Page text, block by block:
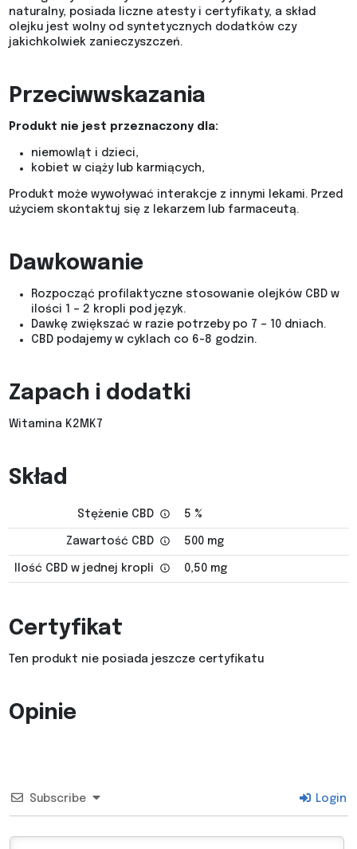
naturalny, posiada liczne atesty i certyfikaty, a skład
olejku jest wolny od syntetycznych dodatków czy
jakichkolwiek zanieczyszczeń.
Przeciwwskazania
Produkt nie jest przeznaczony dla:
niemowląt i dzieci,
kobiet w ciąży lub karmiących,
Produkt może wywoływać interakcje z innymi lekami. Przed
użyciem skontaktuj się z lekarzem lub farmaceutą.
Dawkowanie
Rozpocząć profilaktyczne stosowanie olejków CBD w
ilości 1 – 2 kropli pod język.
Dawkę zwiększać w razie potrzeby po 7 – 10 dniach.
CBD podajemy w cyklach co 6-8 godzin.
Zapach i dodatki
Witamina K2MK7
Skład
Stężenie CBD 5 %
Zawartość CBD 500 mg
Ilość CBD w jednej kropli 0,50 mg
Certyfikat
Ten produkt nie posiada jeszcze certyfikatu
Opinie
Subscribe Login